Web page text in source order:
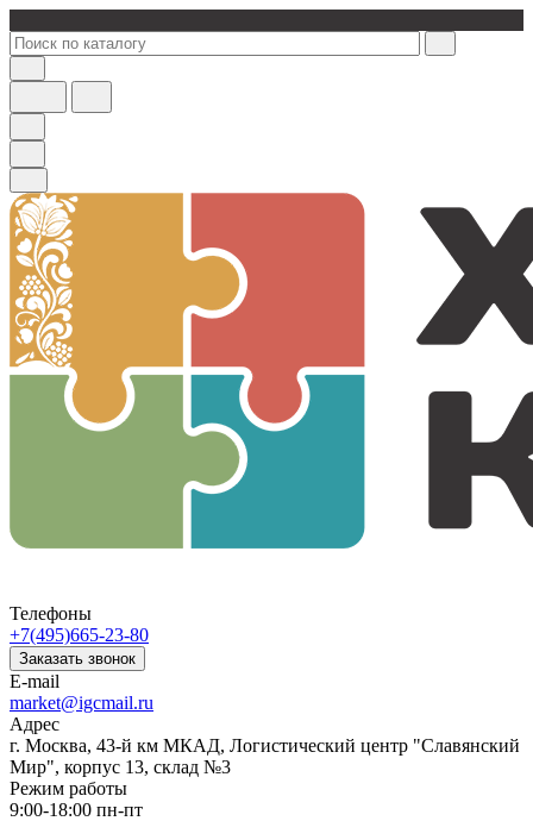
Телефоны
+7(495)665-23-80
Заказать звонок
E-mail
market@igcmail.ru
Адрес
г. Москва, 43-й км МКАД, Логистический центр "Славянский
Мир", корпус 13, склад №3
Режим работы
9:00-18:00 пн-пт